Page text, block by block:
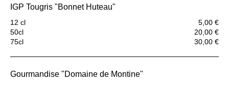
IGP Tougris "Bonnet Huteau"
12 cl
5,00 €
50cl
20,00 €
75cl
30,00 €
Gourmandise "Domaine de Montine"